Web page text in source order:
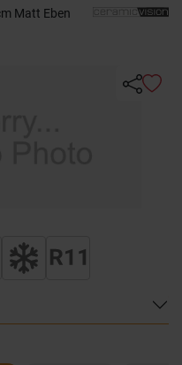
Matt Eben